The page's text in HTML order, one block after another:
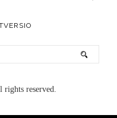
rights reserved.